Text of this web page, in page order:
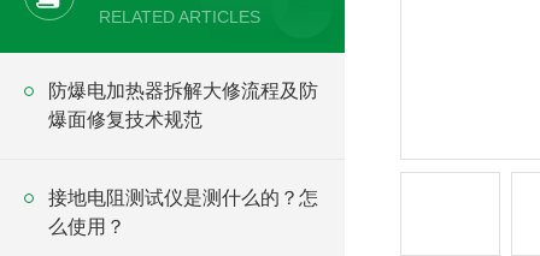
RELATED ARTICLES
防爆电加热器拆解大修流程及防
爆面修复技术规范
接地电阻测试仪是测什么的？怎
么使用？